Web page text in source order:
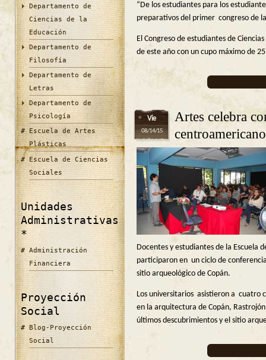
Departamento de
Ciencias de la
Educación
Departamento de
Filosofía
Departamento de
Letras
Departamento de
Psicología
Escuela de Artes
Plásticas
Escuela de Ciencias
Sociales
Unidades
Administrativas
*
Administración
Financiera
Proyección
Social
Blog-Proyección
Social
“De los estudiantes para los
preparativos del primer congreso de
El Congreso de estudiantes de
de este año con un cupo máximo de
Vie
08/14/15
Artes celebra
centroamericano
Docentes y estudiantes de la Escuela
participaron en un ciclo de
sitio arqueológico de Copán.
Los universitarios asistieron a cuatro
en la arquitectura de Copán,
últimos descubrimientos y el sitio